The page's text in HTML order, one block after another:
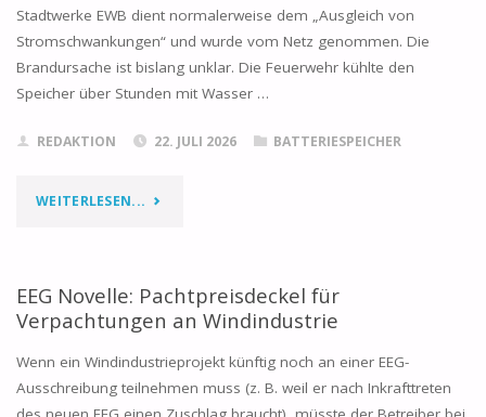
DER
RECHNUNGSHOF
AUFGEDECKT
HAT"
Stadtwerke EWB dient normalerweise dem „Ausgleich von
Stromschwankungen“ und wurde vom Netz genommen. Die
Brandursache ist bislang unklar. Die Feuerwehr kühlte den
Speicher über Stunden mit Wasser …
REDAKTION 22. JULI 2026 BATTERIESPEICHER
WEITERLESEN... "BATTERIESPEICHERBRAND
BAUTZEN"
EEG Novelle: Pachtpreisdeckel für
Verpachtungen an Windindustrie
Wenn ein Windindustrieprojekt künftig noch an einer EEG-
Ausschreibung teilnehmen muss (z. B. weil er nach Inkrafttreten